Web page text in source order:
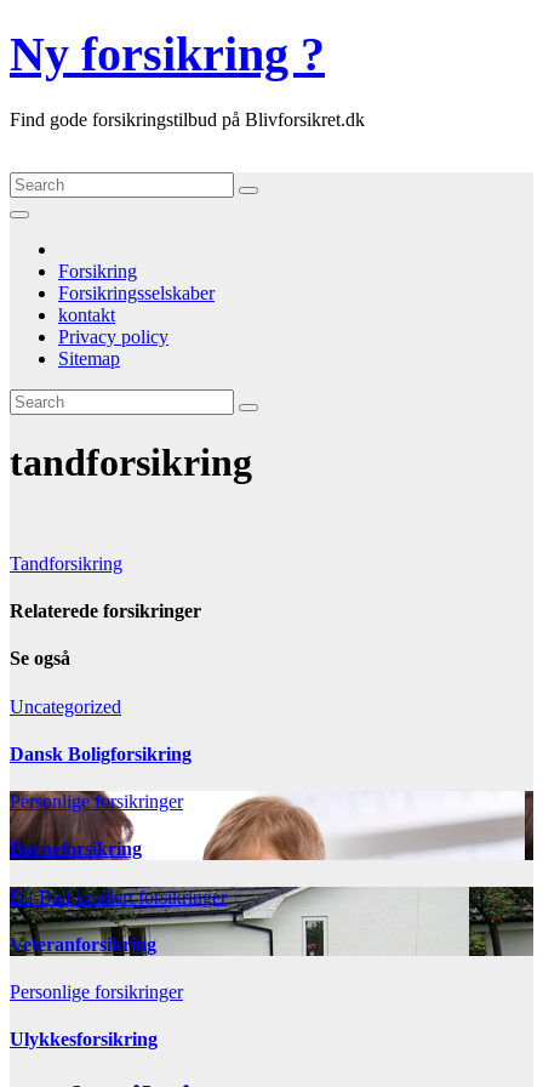
Skip
to
content
Ny forsikring ?
Find gode forsikringstilbud på Blivforsikret.dk
Forsikring
Forsikringsselskaber
kontakt
Privacy policy
Sitemap
tandforsikring
Indlægsnavigation
Tandforsikring
Relaterede forsikringer
Se også
Uncategorized
Dansk Boligforsikring
Personlige forsikringer
Børneforsikring
Bil-Båd-knallert forsikringer
Veteranforsikring
Personlige forsikringer
Ulykkesforsikring